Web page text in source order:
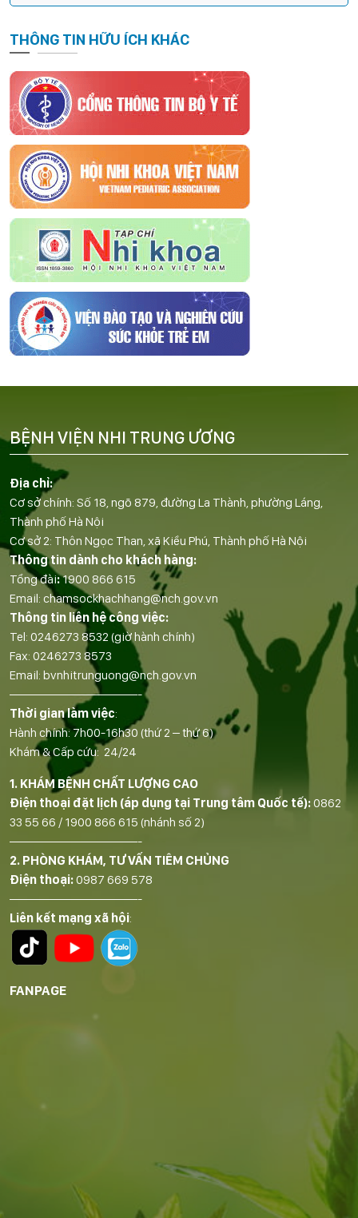
THÔNG TIN HỮU ÍCH KHÁC
Địa chỉ:
Cơ sở chính: Số 18, ngõ 879, đường La Thành, phường Láng,
Thành phố Hà Nội
Cơ sở 2: Thôn Ngọc Than, xã Kiều Phú, Thành phố Hà Nội
Thông tin dành cho khách hàng:
Tổng đài:1900 866 615
Email: chamsockhachhang@nch.gov.vn
Thông tin liên hệ công việc:
Tel: 0246273 8532 (giờ hành chính)
Fax: 0246273 8573
Email: bvnhitrunguong@nch.gov.vn
——————————-
Thời gian làm việc:
Hành chính: 7h00-16h30 (thứ 2 – thứ 6)
Khám & Cấp cứu: 24/24
1. KHÁM BỆNH CHẤT LƯỢNG CAO
Điện thoại đặt lịch (áp dụng tại Trung tâm Quốc tế):0862
33 55 66 / 1900 866 615 (nhánh số 2)
——————————-
2. PHÒNG KHÁM, TƯ VẤN TIÊM CHỦNG
Điện thoại:0987 669 578
——————————-
Liên kết mạng xã hội:
FANPAGE
BỆNH VIỆN NHI TRUNG ƯƠNG